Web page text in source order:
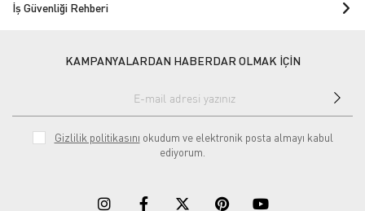
İş Güvenliği Rehberi
KAMPANYALARDAN HABERDAR OLMAK İÇİN
Gizlilik politikasını okudum ve elektronik posta almayı kabul
ediyorum.